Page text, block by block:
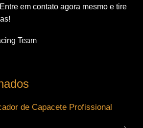
Entre em contato agora mesmo e tire
Team
de Capacete Profissional